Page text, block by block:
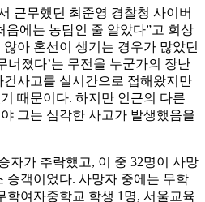
근무했던 최준영 경찰청 사이버
음에는 농담인 줄 알았다”고 회상
아 혼선이 생기는 경우가 많았던
너졌다’는 무전을 누군가의 장난
사고를 실시간으로 접해왔지만
때문이다. 하지만 인근의 다른
그는 심각한 사고가 발생했음을
자가 추락했고, 이 중 32명이 사망
승객이었다. 사망자 중에는 무학
학여자중학교 학생 1명, 서울교육